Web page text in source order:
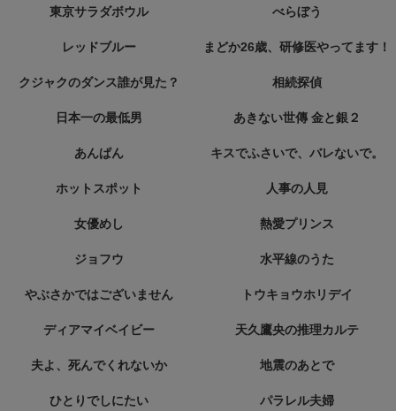
東京サラダボウル べらぼう
レッドブルー まどか26歳、研修医やってます！
クジャクのダンス誰が見た？ 相続探偵
日本一の最低男 あきない世傳 金と銀２
あんぱん キスでふさいで、バレないで。
ホットスポット 人事の人見
女優めし 熱愛プリンス
ジョフウ 水平線のうた
やぶさかではございません トウキョウホリデイ
ディアマイベイビー 天久鷹央の推理カルテ
夫よ、死んでくれないか 地震のあとで
ひとりでしにたい パラレル夫婦